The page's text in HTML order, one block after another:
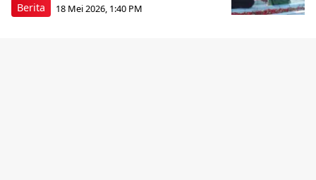
Berita 18 Mei 2026, 1:40 PM